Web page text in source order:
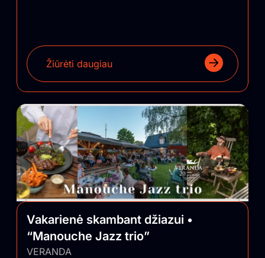
Žiūrėti daugiau
Vakarienė skambant džiazui •
“Manouche Jazz trio”
VERANDA